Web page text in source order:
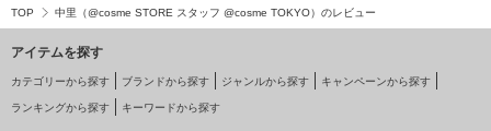
TOP 中里（@cosme STORE スタッフ @cosme TOKYO）のレビュー
アイテムを探す
カテゴリーから探す ブランドから探す ジャンルから探す キャンペーンから探す
ランキングから探す キーワードから探す